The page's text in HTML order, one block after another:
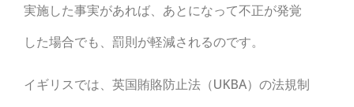
実施した事実があれば、あとになって不正が発覚
した場合でも、罰則が軽減されるのです。
イギリスでは、英国賄賂防止法（UKBA）の法規制